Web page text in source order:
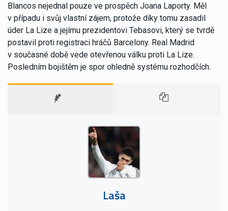
Blancos nejednal pouze ve prospěch Joana Laporty. Měl
v případu i svůj vlastní zájem, protože díky tomu zasadil
úder La Lize a jejímu prezidentovi Tebasovi, který se tvrdě
postavil proti registraci hráčů Barcelony. Real Madrid
v současné době vede otevřenou válku proti La Lize.
Posledním bojištěm je spor ohledně systému rozhodčích.
Laša